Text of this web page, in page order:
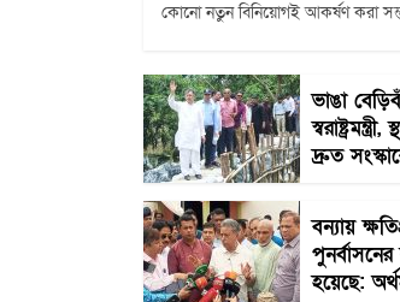
কোনো নতুন বিনিয়োগই আকর্ষণ করা
ভাঙা
দ্রুত
বন্যায়
হয়েছে: